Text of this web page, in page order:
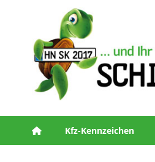
Kfz-Kennzeichen